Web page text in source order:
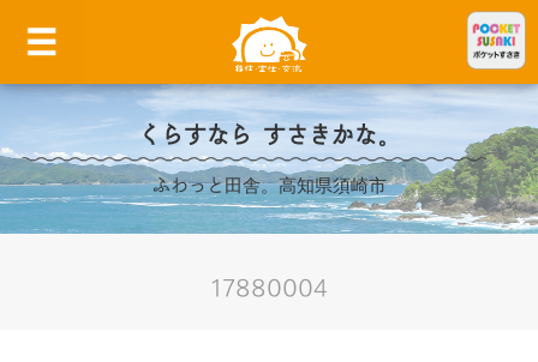
くらすなら すさきかな。
ふわっと田舎。高知県須崎市
17880004